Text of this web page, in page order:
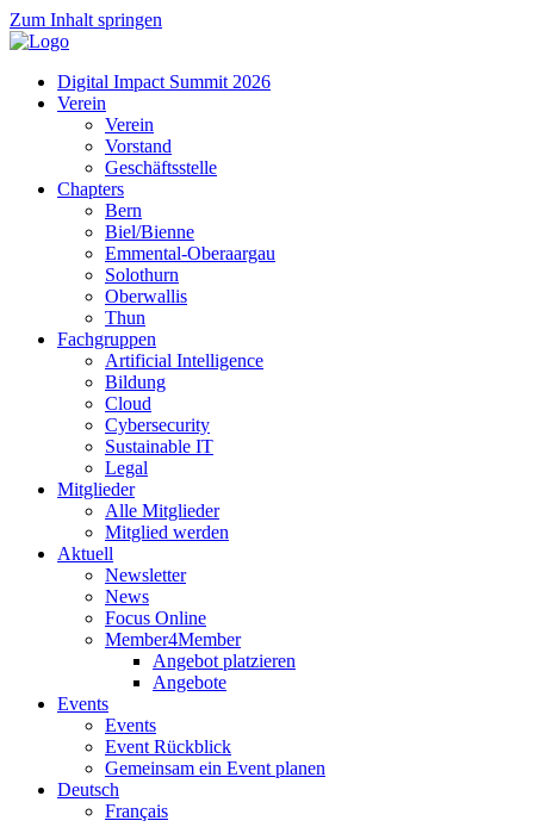
Zum Inhalt springen
Digital Impact Summit 2026
Verein
Verein
Vorstand
Geschäftsstelle
Chapters
Bern
Biel/Bienne
Emmental-Oberaargau
Solothurn
Oberwallis
Thun
Fachgruppen
Artificial Intelligence
Bildung
Cloud
Cybersecurity
Sustainable IT
Legal
Mitglieder
Alle Mitglieder
Mitglied werden
Aktuell
Newsletter
News
Focus Online
Member4Member
Angebot platzieren
Angebote
Events
Events
Event Rückblick
Gemeinsam ein Event planen
Deutsch
Français